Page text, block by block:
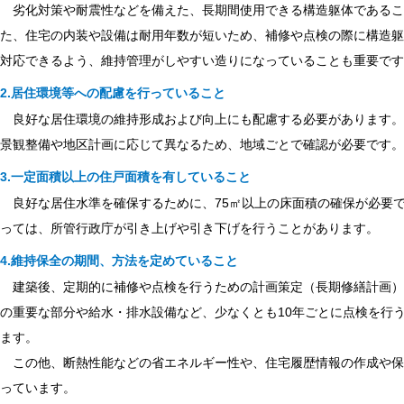
劣化対策や耐震性などを備えた、長期間使用できる構造躯体である
た、住宅の内装や設備は耐用年数が短いため、補修や点検の際に構造
対応できるよう、維持管理がしやすい造りになっていることも重要で
2.居住環境等への配慮を行っていること
良好な居住環境の維持形成および向上にも配慮する必要があります
景観整備や地区計画に応じて異なるため、地域ごとで確認が必要です。
3.一定面積以上の住戸面積を有していること
良好な居住水準を確保するために、75㎡以上の床面積の確保が必要
っては、所管行政庁が引き上げや引き下げを行うことがあります。
4.維持保全の期間、方法を定めていること
建築後、定期的に補修や点検を行うための計画策定（長期修繕計画
の重要な部分や給水・排水設備など、少なくとも10年ごとに点検を行
ます。
この他、断熱性能などの省エネルギー性や、住宅履歴情報の作成や
っています。